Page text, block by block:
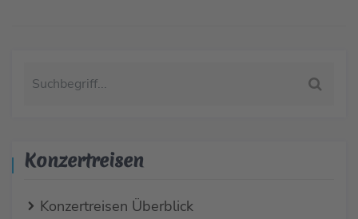
Konzertreisen
Konzertreisen Überblick